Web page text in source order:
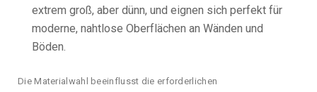
extrem groß, aber dünn, und eignen sich perfekt für
moderne, nahtlose Oberflächen an Wänden und
Böden.
Die Materialwahl beeinflusst die erforderlichen